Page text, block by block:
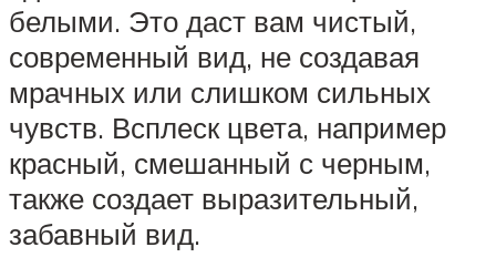
белыми. Это даст вам чистый,
современный вид, не создавая
мрачных или слишком сильных
чувств. Всплеск цвета, например
красный, смешанный с черным,
также создает выразительный,
забавный вид.